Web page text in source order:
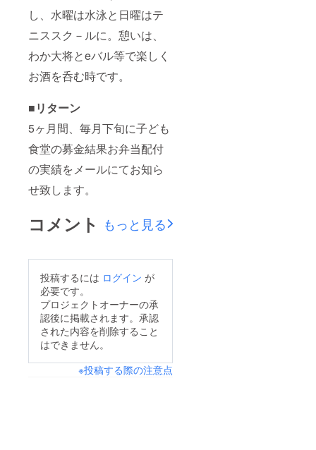
し、水曜は水泳と日曜はテ
ニススク－ルに。憩いは、
わか大将とeバル等で楽しく
お酒を呑む時です。
■リターン
5ヶ月間、毎月下旬に子ども
食堂の募金結果お弁当配付
の実績をメールにてお知ら
せ致します。
コメント もっと見る
投稿するには ログイン が
必要です。
プロジェクトオーナーの承
認後に掲載されます。承認
された内容を削除すること
はできません。
※投稿する際の注意点